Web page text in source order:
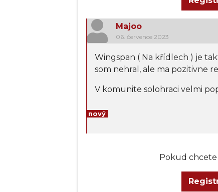
Majoo
06. července 2023
Wingspan ( Na křídlech ) je
som nehral, ale ma pozitivne
V komunite solohraci velmi
nový
Pokud chcete